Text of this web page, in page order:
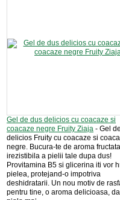
Gel de dus delicios cu coacaze si
coacaze negre Fruity Ziaja - Gel
delicios Fruity cu coacaze si
negre. Bucura-te de aroma
irezistibila a pielii tale dupa dus!
Provitamina B5 si glicerina iti vor
pielea, protejand-o impotriva
deshidratarii. Un nou motiv de
pentru tine, o aroma delicioasa,